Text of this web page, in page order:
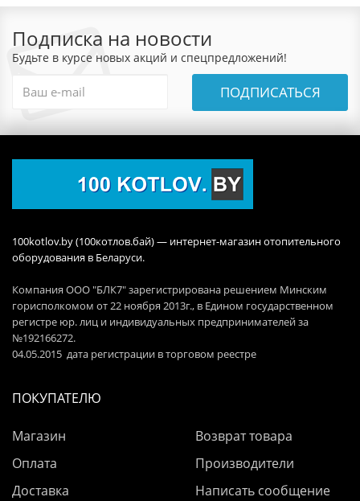
Подписка на новости
Будьте в курсе новых акций и спецпредложений!
ПОДПИСАТЬСЯ
100kotlov.by (100котлов.бай) — интернет-магазин отопительного
оборудования в Беларуси.
Компания ООО "БЛК7" зарегистрирована решением Минским
горисполкомом от 22 ноября 2013г., в Едином государственном
регистре юр. лиц и индивидуальных предпринимателей за
№192166272.
04.05.2015 дата регистрации в торговом реестре
ПОКУПАТЕЛЮ
Магазин
Оплата
Доставка
Возврат товара
Производители
Написать сообщение